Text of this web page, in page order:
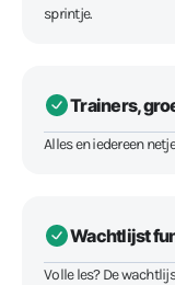
sprintje.
Trainers,
Alles en iedereen
Wachtlijst
Volle les? De